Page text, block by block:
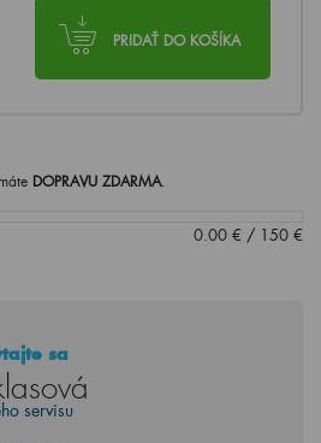
PRIDAŤ DO KOŠÍKA
DOPRAVU ZDARMA.
0.00 € / 150 €
sa
servisu